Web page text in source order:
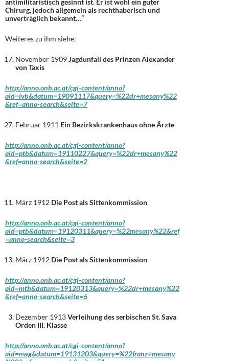
antimilitaristisch gesinnt ist. Er ist wohl ein guter
Chirurg, jedoch allgemein als rechthaberisch und
unverträglich bekannt…“
Weiteres zu ihm siehe:
November 1909Jagdunfall des Prinzen Alexander
von Taxis
http://anno.onb.ac.at/cgi-content/anno?
aid=lvb&datum=19091117&query=%22dr+mesany%22
&ref=anno-search&seite=7
Februar 1911 Ein Bezirkskrankenhaus ohne Ärzte
http://anno.onb.ac.at/cgi-content/anno?
aid=ptb&datum=19110227&query=%22dr+mesany%22
&ref=anno-search&seite=2
März 1912 Die Post als Sittenkommission
http://anno.onb.ac.at/cgi-content/anno?
aid=ptb&datum=19120311&query=%22mesany%22&ref
=anno-search&seite=3
März 1912 Die Post als Sittenkommission
http://anno.onb.ac.at/cgi-content/anno?
aid=mtb&datum=19120313&query=%22dr+mesany%22
&ref=anno-search&seite=6
Dezember 1913Verleihung des serbischen St. Sava
Orden III. Klasse
http://anno.onb.ac.at/cgi-content/anno?
aid=nwg&datum=19131203&query=%22franz+mesany